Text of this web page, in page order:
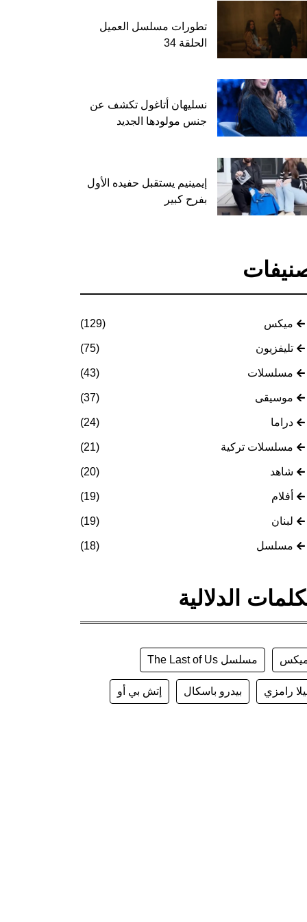
تطورات مسلسل العميل
الحلقة 34
نسليهان أتاغول تكشف عن
جنس مولودها الجديد
إيمينيم يستقبل حفيده الأول
بفرح كبير
ميكس (129)
تليفزيون (75)
مسلسلات (43)
موسيقى (37)
دراما (24)
مسلسلات تركية (21)
شاهد (20)
أفلام (19)
لبنان (19)
مسلسل (18)
الدلالية
مسلسل The Last of Us
رامزي بيدرو باسكال إتش بي أو